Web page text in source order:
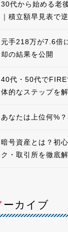
30代から始める老
｜積立額早見表で
元手218万が7.6倍
却の結果を公開
40代・50代で
体的なステップを
あなたは上位何%
暗号資産とは？初
ク・取引所を徹底
アーカイブ